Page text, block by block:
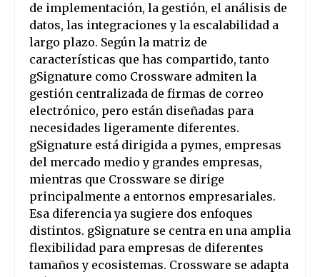
de implementación, la gestión, el análisis de
datos, las integraciones y la escalabilidad a
largo plazo. Según la matriz de
características que has compartido, tanto
gSignature como Crossware admiten la
gestión centralizada de firmas de correo
electrónico, pero están diseñadas para
necesidades ligeramente diferentes.
gSignature está dirigida a pymes, empresas
del mercado medio y grandes empresas,
mientras que Crossware se dirige
principalmente a entornos empresariales.
Esa diferencia ya sugiere dos enfoques
distintos. gSignature se centra en una amplia
flexibilidad para empresas de diferentes
tamaños y ecosistemas. Crossware se adapta